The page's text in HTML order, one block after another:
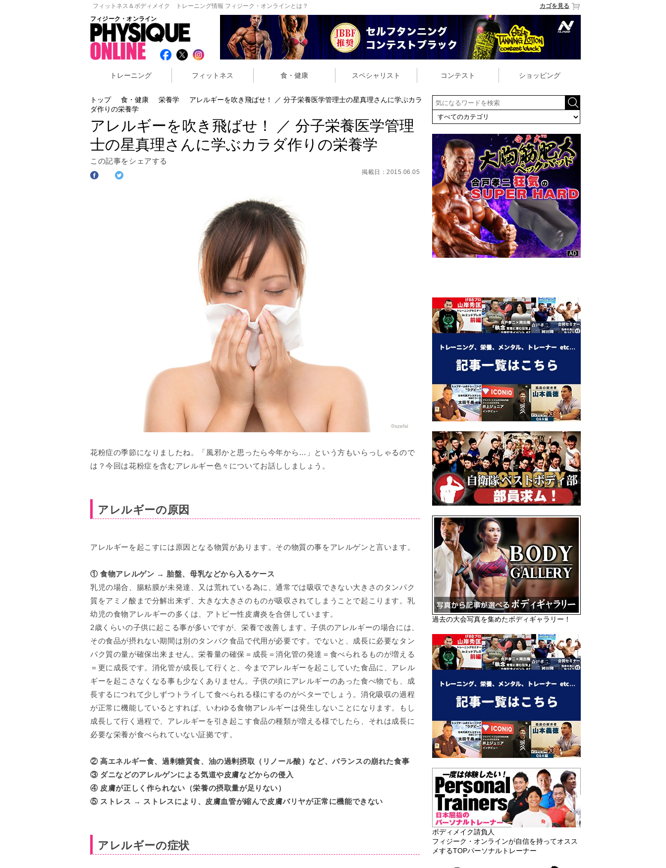
フィットネス＆ボディメイク トレーニング情報 フィジーク・オンラインとは？
カゴを見る
フィジーク・オンライン
トレーニング フィットネス 食・健康 スペシャリスト コンテスト ショッピング
過去の大会写真を集めたボディギャラリー！
ボディメイク請負人
フィジーク・オンラインが自信を持ってオスス
メするTOPパーソナルトレーナー
トップ 食・健康 栄養学
アレルギーを吹き飛ばせ！ ／ 分子栄養医学管理士の星真理さんに学ぶカラ
ダ作りの栄養学
アレルギーを吹き飛ばせ！ ／ 分子栄養医学管理
士の星真理さんに学ぶカラダ作りの栄養学
この記事をシェアする
掲載日：2015.06.05
花粉症の季節になりましたね。「風邪かと思ったら今年から…」という方もいらっしゃるので
は？今回は花粉症を含むアレルギー色々についてお話ししましょう。
アレルギーの原因
アレルギーを起こすには原因となる物質があります。その物質の事をアレルゲンと言います。
① 食物アレルゲン → 胎盤、母乳などから入るケース
乳児の場合、腸粘膜が未発達、又は荒れている為に、通常では吸収できない大きさのタンパク
質をアミノ酸まで分解出来ず、大きな大きさのものが吸収されてしまうことで起こります。乳
幼児の食物アレルギーの多くは、アトピー性皮膚炎を合併しています。
2歳くらいの子供に起こる事が多いですが、栄養で改善します。子供のアレルギーの場合には、
その食品が摂れない期間は別のタンパク食品で代用が必要です。でないと、成長に必要なタン
パク質の量が確保出来ません。栄養量の確保＝成長＝消化管の発達＝食べられるものが増える
＝更に成長です。消化管が成長して行くと、今までアレルギーを起こしていた食品に、アレル
ギーを起こさなくなる事も少なくありません。子供の頃にアレルギーのあった食べ物でも、成
長するにつれて少しずつトライして食べられる様にするのがベターでしょう。消化吸収の過程
が正常に機能しているとすれば、いわゆる食物アレルギーは発生しないことになります。もし
成長して行く過程で、アレルギーを引き起こす食品の種類が増える様でしたら、それは成長に
必要な栄養が食べられていない証拠です。
② 高エネルギー食、過剰糖質食、油の過剰摂取（リノール酸）など、バランスの崩れた食事
③ ダニなどのアレルゲンによる気道や皮膚などからの侵入
④ 皮膚が正しく作られない（栄養の摂取量が足りない）
⑤ ストレス → ストレスにより、皮膚血管が縮んで皮膚バリヤが正常に機能できない
アレルギーの症状